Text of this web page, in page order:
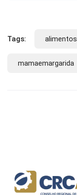
Tags: alimentos
mamaemargarida